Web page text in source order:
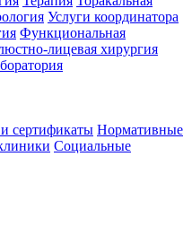
Услуги координатора
Функциональная
лицевая хирургия
сертификаты Нормативные
Социальные